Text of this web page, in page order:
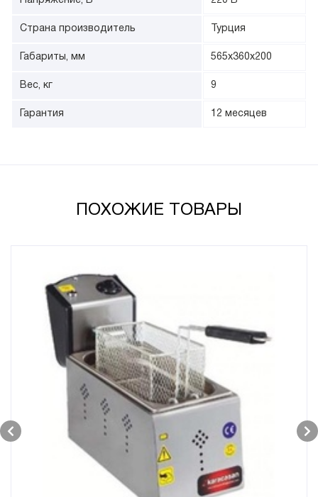
Страна производитель Турция
Габариты, мм 565х360х200
Вес, кг 9
Гарантия 12 месяцев
ПОХОЖИЕ ТОВАРЫ